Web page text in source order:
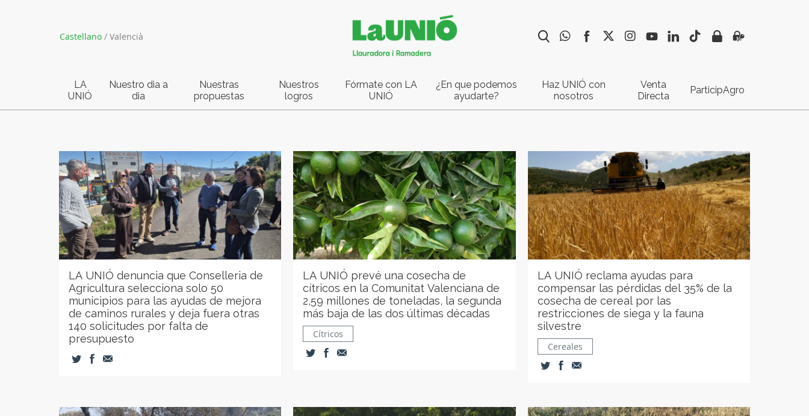
Castellano / Valencià
LA
UNIÓ
Nuestro dia a
dia
Nuestras
propuestas
Nuestros
logros
Fórmate con LA
UNIÓ
¿En que podemos
ayudarte?
Haz UNIÓ con
nosotros
Venta
Directa
ParticipAgro
LA UNIÓ denuncia que Conselleria de
Agricultura selecciona solo 50
municipios para las ayudas de mejora
de caminos rurales y deja fuera otras
140 solicitudes por falta de
presupuesto
LA UNIÓ prevé una cosecha de
cítricos en la Comunitat Valenciana de
2,59 millones de toneladas, la segunda
más baja de las dos últimas décadas
Cítricos
LA UNIÓ reclama ayudas para
compensar las pérdidas del 35% de la
cosecha de cereal por las
restricciones de siega y la fauna
silvestre
Cereales